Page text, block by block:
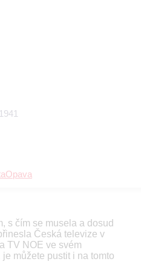
s čím se musela a dosud
Česká televize v
TV NOE ve svém
můžete pustit i na tomto